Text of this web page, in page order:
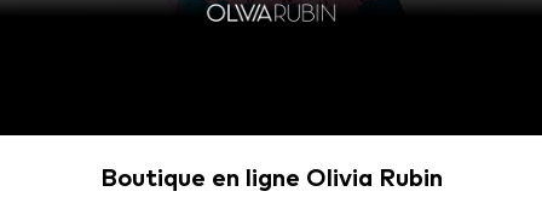
Boutique en ligne Olivia Rubin